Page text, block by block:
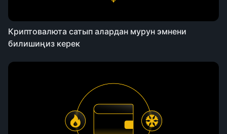
Криптовалюта сатып алардан мурун эмнени
билишиңиз керек